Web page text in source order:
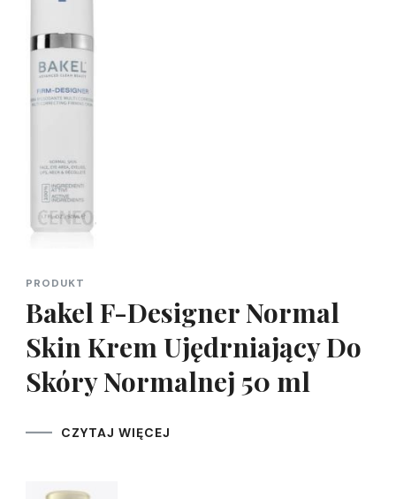
PRODUKT
Bakel F-Designer Normal
Skin Krem Ujędrniający Do
Skóry Normalnej 50 ml
CZYTAJ WIĘCEJ